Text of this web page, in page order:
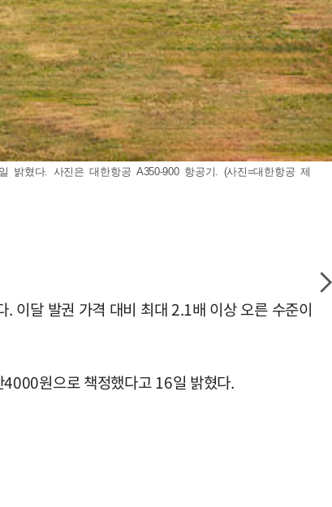
밝혔다. 사진은 대한항공 A350-900 항공기. (사진=대한항공 제
이달 발권 가격 대비 최대 2.1배 이상 오른 수준이
원으로 책정했다고 16일 밝혔다.